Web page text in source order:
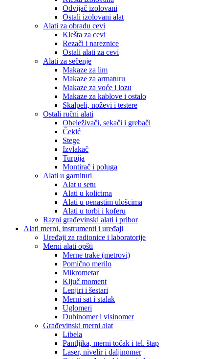
Odvijač izolovani
Ostali izolovani alat
Alati za obradu cevi
Klešta za cevi
Rezači i nareznice
Ostali alati za cevi
Alati za sečenje
Makaze za lim
Makaze za armaturu
Makaze za voće i lozu
Makaze za kablove i ostalo
Skalpeli, noževi i testere
Ostali ručni alati
Obeleživači, sekači i grebači
Čekić
Stege
Izvlakač
Turpija
Montirač i poluga
Alati u garnituri
Alat u setu
Alati u kolicima
Alati u penastim ulošcima
Alati u torbi i koferu
Razni građevinski alati i pribor
Alati merni, instrumenti i uređaji
Uređaji za radionice i laboratorije
Merni alati opšti
Merne trake (metrovi)
Pomično merilo
Mikrometar
Ključ moment
Lenjiri i šestari
Merni sat i stalak
Uglomeri
Dubinomer i visinomer
Građevinski merni alat
Libela
Pantljika, merni točak i tel. štap
Laser, nivelir i daljinomer